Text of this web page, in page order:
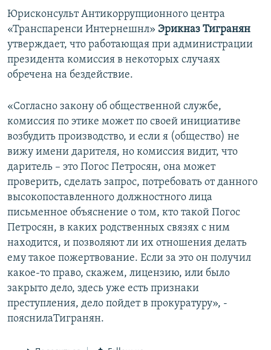
Юрисконсульт Антикоррупционного центра
«Транспаренси Интернешнл» Эрикназ Тигранян
утверждает, что работающая при администрации
президента комиссия в некоторых случаях
обречена на бездействие.
«Согласно закону об общественной службе,
комиссия по этике может по своей инициативе
возбудить производство, и если я (общество) не
вижу имени дарителя, но комиссия видит, что
даритель – это Погос Петросян, она может
проверить, сделать запрос, потребовать от данного
высокопоставленного должностного лица
письменное объяснение о том, кто такой Погос
Петросян, в каких родственных связях с ним
находится, и позволяют ли их отношения делать
ему такое пожертвование. Если за это он получил
какое-то право, скажем, лицензию, или было
закрыто дело, здесь уже есть признаки
преступления, дело пойдет в прокуратуру», -
пояснилаТигранян.